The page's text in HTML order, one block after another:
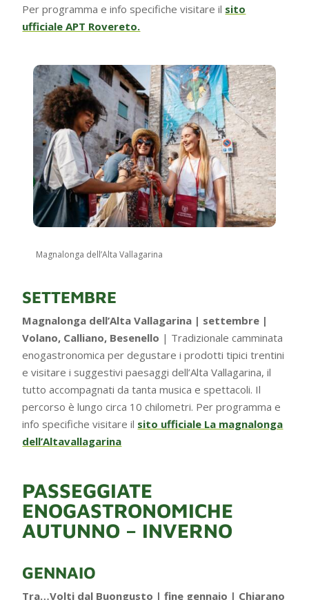
Per programma e info specifiche visitare il sito
ufficiale APT Rovereto.
Magnalonga dell’Alta Vallagarina
SETTEMBRE
Magnalonga dell’Alta Vallagarina | settembre |
Volano, Calliano, Besenello | Tradizionale camminata
enogastronomica per degustare i prodotti tipici trentini
e visitare i suggestivi paesaggi dell’Alta Vallagarina, il
tutto accompagnati da tanta musica e spettacoli. Il
percorso è lungo circa 10 chilometri. Per programma e
info specifiche visitare il sito ufficiale La magnalonga
dell’Altavallagarina
PASSEGGIATE
ENOGASTRONOMICHE
AUTUNNO – INVERNO
GENNAIO
Tra…Volti dal Buongusto | fine gennaio | Chiarano